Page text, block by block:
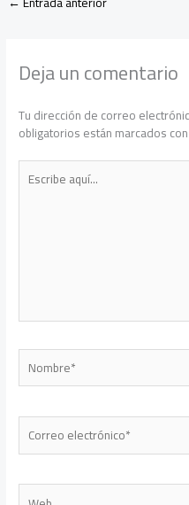
Deja un comentario
Tu dirección de correo
obligatorios están marcados con
Escribe
aquí...
Nombre*
Correo
electrónico*
Web